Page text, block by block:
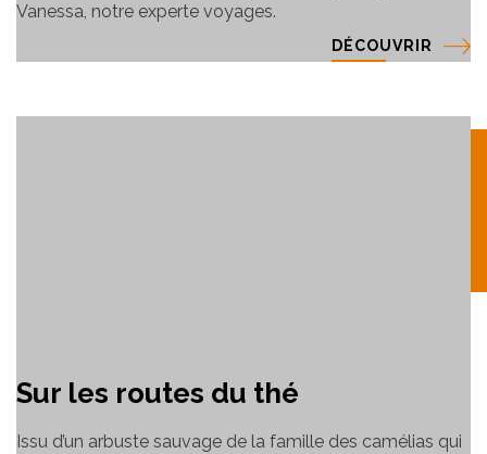
Vanessa, notre experte voyages.
DÉCOUVRIR
Sur les routes du thé
Issu d’un arbuste sauvage de la famille des camélias qui